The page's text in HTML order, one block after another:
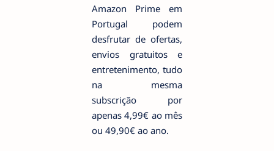
Amazon Prime em
Portugal podem
desfrutar de ofertas,
envios gratuitos e
entretenimento, tudo
na mesma
subscrição por
apenas 4,99€ ao mês
ou 49,90€ ao ano.